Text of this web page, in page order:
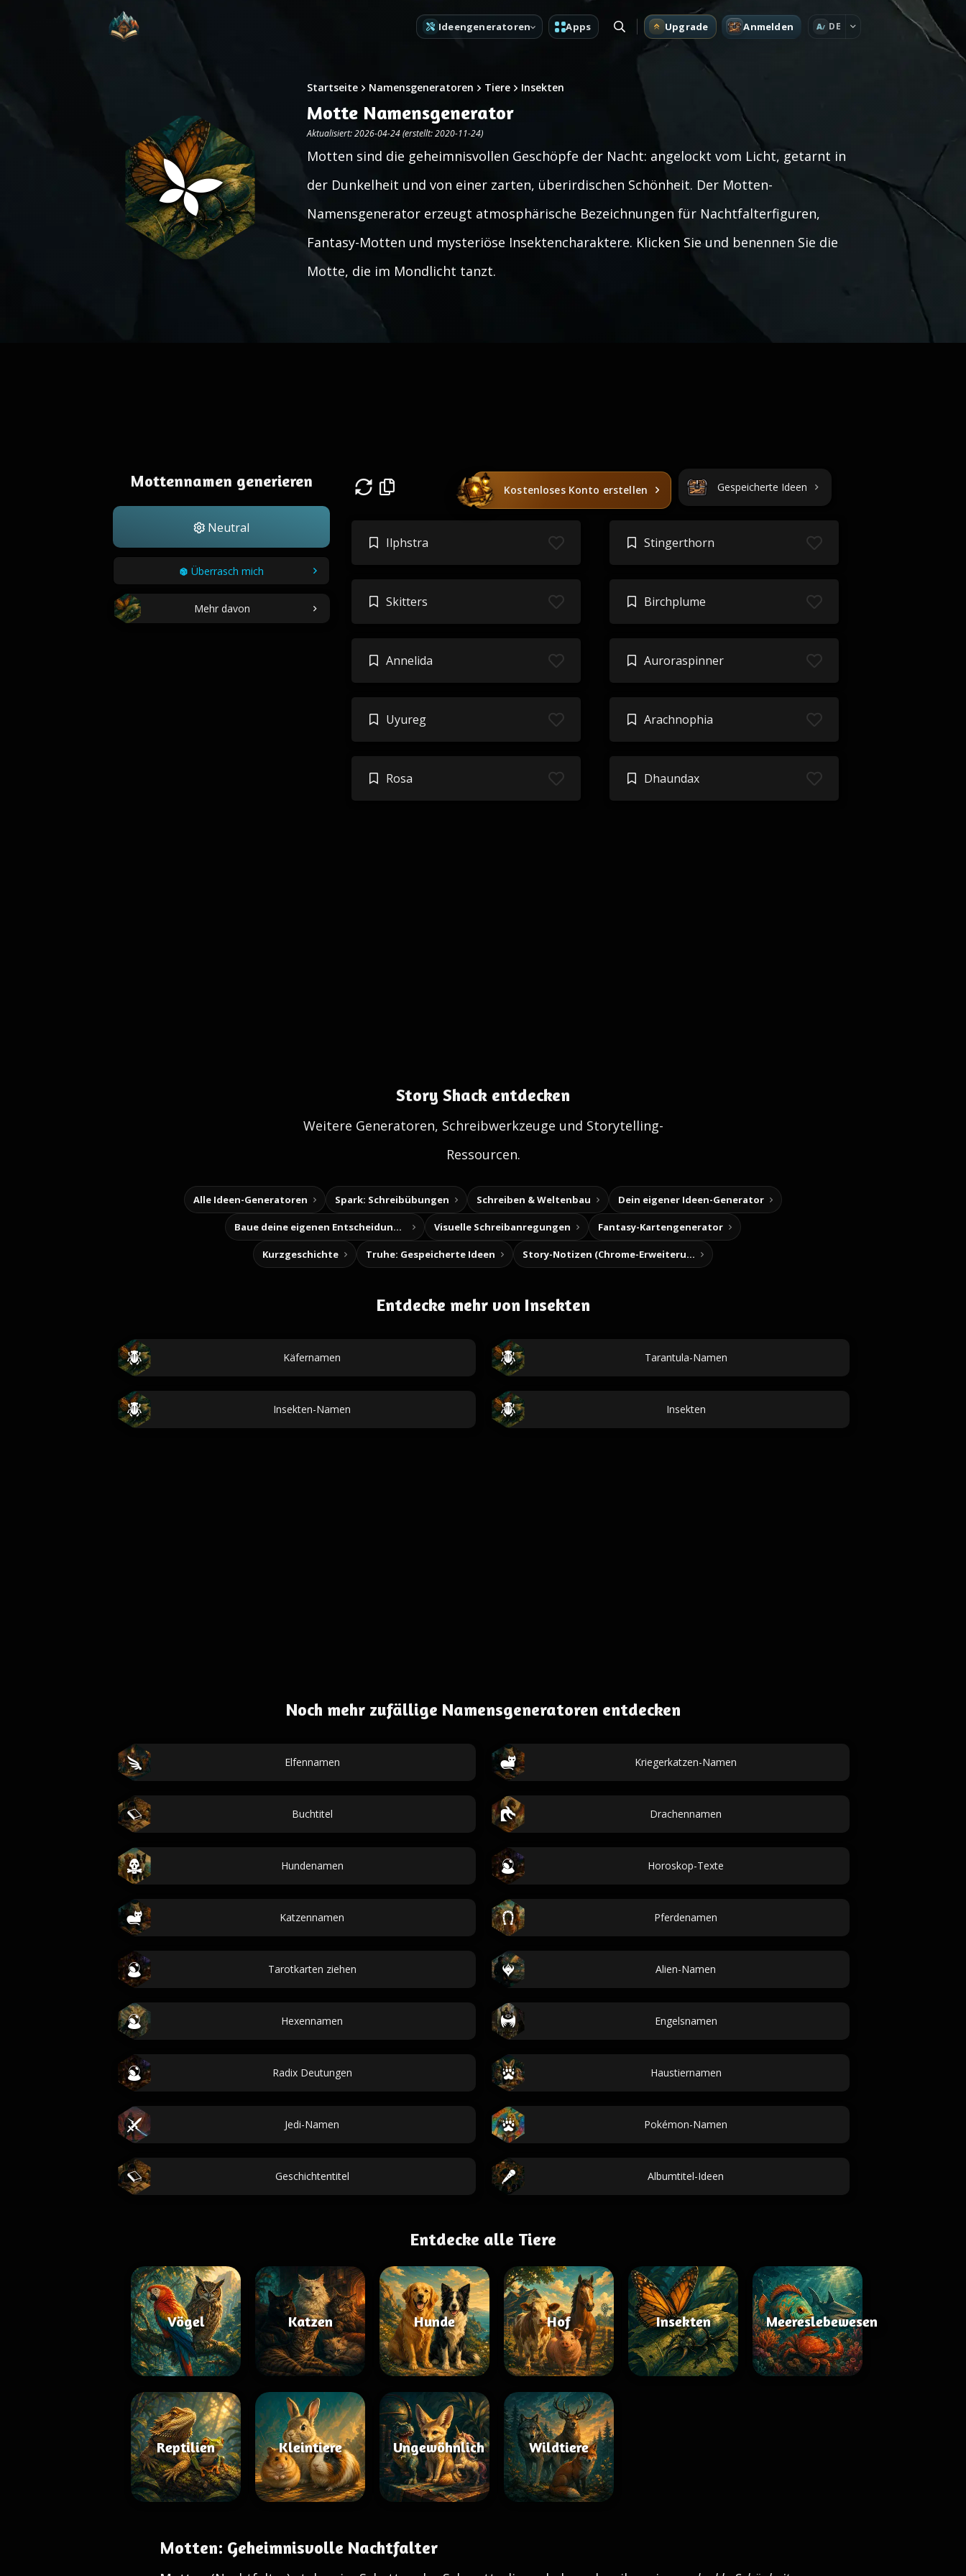
Ideengeneratoren Apps Upgrade Anmelden A DE
Startseite Namensgeneratoren Tiere Insekten
Motte Namensgenerator
Aktualisiert: 2026-04-24 (erstellt: 2020-11-24)
Motten sind die geheimnisvollen Geschöpfe der Nacht: angelockt vom Licht, getarnt in
der Dunkelheit und von einer zarten, überirdischen Schönheit. Der Motten-
Namensgenerator erzeugt atmosphärische Bezeichnungen für Nachtfalterfiguren,
Fantasy-Motten und mysteriöse Insektencharaktere. Klicken Sie und benennen Sie die
Motte, die im Mondlicht tanzt.
Mottennamen generieren
Neutral
Überrasch mich
Mehr davon
Kostenloses Konto erstellen Gespeicherte Ideen
Ilphstra Stingerthorn
Skitters Birchplume
Annelida Auroraspinner
Uyureg Arachnophia
Rosa Dhaundax
Story Shack entdecken
Weitere Generatoren, Schreibwerkzeuge und Storytelling-
Ressourcen.
Alle Ideen-Generatoren Spark: Schreibübungen Schreiben & Weltenbau Dein eigener Ideen-Generator
Baue deine eigenen Entscheidungsabenteuer Visuelle Schreibanregungen Fantasy-Kartengenerator
Kurzgeschichte Truhe: Gespeicherte Ideen Story-Notizen (Chrome-Erweiterung)
Entdecke mehr von Insekten
Käfernamen Tarantula-Namen
Insekten-Namen Insekten
Noch mehr zufällige Namensgeneratoren entdecken
Elfennamen Kriegerkatzen-Namen
Buchtitel Drachennamen
Hundenamen Horoskop-Texte
Katzennamen Pferdenamen
Tarotkarten ziehen Alien-Namen
Hexennamen Engelsnamen
Radix Deutungen Haustiernamen
Jedi-Namen Pokémon-Namen
Geschichtentitel Albumtitel-Ideen
Entdecke alle Tiere
Vögel Katzen Hunde Hof Insekten Meereslebewesen
Reptilien Kleintiere Ungewöhnlich Wildtiere
Motten: Geheimnisvolle Nachtfalter